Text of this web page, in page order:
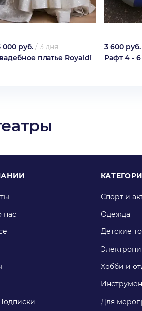
000 руб. / 3 дня
платье Royaldi
3 600 руб.
Рафт 4 - 6
нас
Спорт и
Одежда
Детские
Хобби и
Для